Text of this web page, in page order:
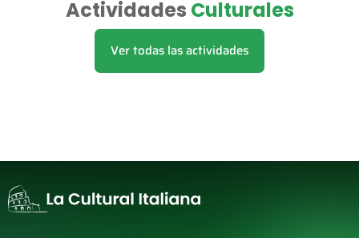
Actividades Culturales
Ver todas las actividades